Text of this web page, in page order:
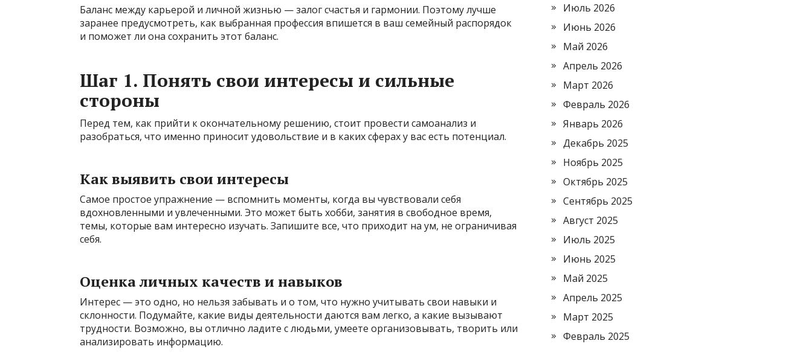
Баланс между карьерой и личной жизнью — залог счастья и гармонии. Поэтому лучше
заранее предусмотреть, как выбранная профессия впишется в ваш семейный распорядок
и поможет ли она сохранить этот баланс.
Шаг 1. Понять свои интересы и сильные
стороны
Перед тем, как прийти к окончательному решению, стоит провести самоанализ и
разобраться, что именно приносит удовольствие и в каких сферах у вас есть потенциал.
Как выявить свои интересы
Самое простое упражнение — вспомнить моменты, когда вы чувствовали себя
вдохновленными и увлеченными. Это может быть хобби, занятия в свободное время,
темы, которые вам интересно изучать. Запишите все, что приходит на ум, не ограничивая
себя.
Оценка личных качеств и навыков
Интерес — это одно, но нельзя забывать и о том, что нужно учитывать свои навыки и
склонности. Подумайте, какие виды деятельности даются вам легко, а какие вызывают
трудности. Возможно, вы отлично ладите с людьми, умеете организовывать, творить или
анализировать информацию.
Июль 2026
Июнь 2026
Май 2026
Апрель 2026
Март 2026
Февраль 2026
Январь 2026
Декабрь 2025
Ноябрь 2025
Октябрь 2025
Сентябрь 2025
Август 2025
Июль 2025
Июнь 2025
Май 2025
Апрель 2025
Март 2025
Февраль 2025